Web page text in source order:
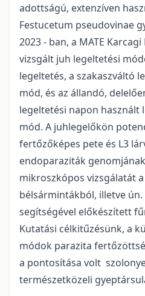
adottságú, extenzíven
Festucetum pseudovinae
2023 - ban, a MATE
vizsgált juh legeltetési
legeltetés, a szakaszváltó
mód, és az állandó,
legeltetési napon használt
mód. A juhlegelőkön
fertőzőképes pete és L3
endoparaziták
mikroszkópos vizsgálatát
bélsármintákból, illetve
segítségével előkészített
Kutatási célkitűzésünk, a
módok parazita
a pontosítása volt
természetközeli